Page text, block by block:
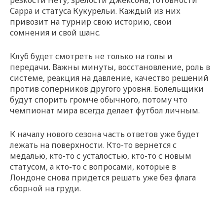
Сарра и статуса Кукурельи. Каждый из них
привозит на турнир свою историю, свои
сомнения и свой шанс.
Клуб будет смотреть не только на голы и
передачи. Важны минуты, восстановление, роль в
системе, реакция на давление, качество решений
против соперников другого уровня. Болельщики
будут спорить громче обычного, потому что
чемпионат мира всегда делает футбол личным.
К началу нового сезона часть ответов уже будет
лежать на поверхности. Кто-то вернется с
медалью, кто-то с усталостью, кто-то с новым
статусом, а кто-то с вопросами, которые в
Лондоне снова придется решать уже без флага
сборной на груди.